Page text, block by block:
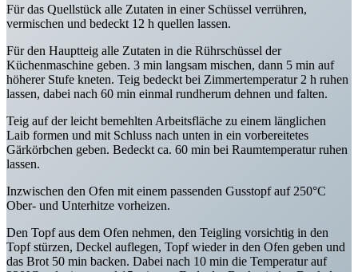
Für das Quellstück alle Zutaten in einer Schüssel verrühren,
vermischen und bedeckt 12 h quellen lassen.
Für den Hauptteig alle Zutaten in die Rührschüssel der
Küchenmaschine geben. 3 min langsam mischen, dann 5 min auf
höherer Stufe kneten. Teig bedeckt bei Zimmertemperatur 2 h ruhen
lassen, dabei nach 60 min einmal rundherum dehnen und falten.
Teig auf der leicht bemehlten Arbeitsfläche zu einem länglichen
Laib formen und mit Schluss nach unten in ein vorbereitetes
Gärkörbchen geben. Bedeckt ca. 60 min bei Raumtemperatur ruhen
lassen.
Inzwischen den Ofen mit einem passenden Gusstopf auf 250°C
Ober- und Unterhitze vorheizen.
Den Topf aus dem Ofen nehmen, den Teigling vorsichtig in den
Topf stürzen, Deckel auflegen, Topf wieder in den Ofen geben und
das Brot 50 min backen. Dabei nach 10 min die Temperatur auf